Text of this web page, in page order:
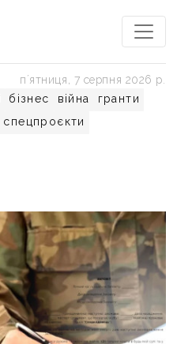
бізнес війна
гранти
спецпроєкти
пʼятниця, 7 серпня 2026 р.